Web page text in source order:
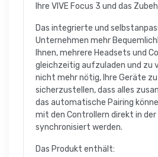
Ihre VIVE Focus 3 und das
Das integrierte und
Unternehmen mehr
Ihnen, mehrere Headsets und
gleichzeitig aufzuladen und zu
nicht mehr nötig, Ihre Geräte
sicherzustellen, dass alles
das automatische Pairing
mit den Controllern direkt in der
synchronisiert werden.
Das Produkt enthält: